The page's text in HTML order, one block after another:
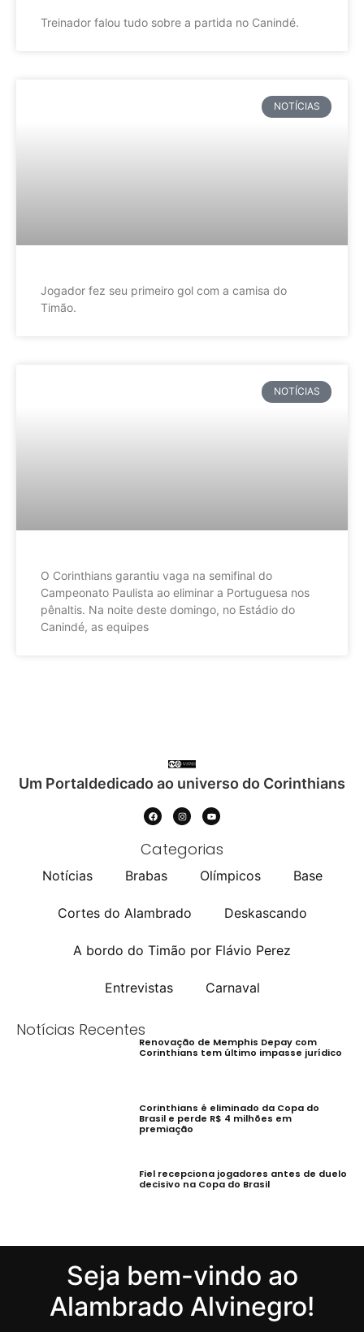
Treinador falou tudo sobre a partida no Canindé.
NOTÍCIAS
Jogador fez seu primeiro gol com a camisa do
Timão.
NOTÍCIAS
O Corinthians garantiu vaga na semifinal do
Campeonato Paulista ao eliminar a Portuguesa nos
pênaltis. Na noite deste domingo, no Estádio do
Canindé, as equipes
Um Portaldedicado ao universo do Corinthians
Categorias
Notícias Brabas Olímpicos Base
Cortes do Alambrado Deskascando
A bordo do Timão por Flávio Perez
Entrevistas Carnaval
Notícias Recentes
Renovação de Memphis Depay com
Corinthians tem último impasse jurídico
Corinthians é eliminado da Copa do
Brasil e perde R$ 4 milhões em
premiação
Fiel recepciona jogadores antes de duelo
decisivo na Copa do Brasil
Seja bem-vindo ao
Alambrado Alvinegro!